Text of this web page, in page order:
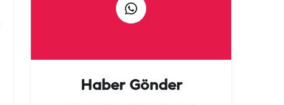
Haber Gönder